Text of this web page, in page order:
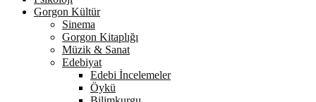
Gorgon Kültür
Sinema
Gorgon Kitaplığı
Müzik & Sanat
Edebiyat
Edebi İncelemeler
Öykü